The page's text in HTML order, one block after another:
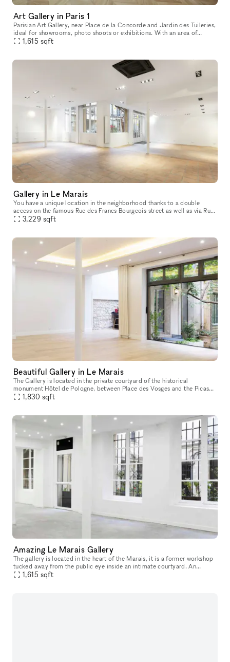
Art Gallery in Paris 1
Parisian Art Gallery, near Place de la Concorde and Jardin des Tuileries,
ideal for showrooms, photo shoots or exhibitions. With an area of
150m².
1,615 sqft
Gallery in Le Marais
You have a unique location in the neighborhood thanks to a double
access on the famous Rue des Francs Bourgeois street as well as via Rue
de Turenne, offering a 300m² space that can divided according
3,229 sqft
Beautiful Gallery in Le Marais
The Gallery is located in the private courtyard of the historical
monument Hôtel de Pologne, between Place des Vosges and the Picasso
Museum. Facing the Perrotin Gallery within Hotel Vefour, the 170m
1,830 sqft
Amazing Le Marais Gallery
The gallery is located in the heart of the Marais, it is a former workshop
tucked away from the public eye inside an intimate courtyard. An
atypical gallery that has known different historical perio
1,615 sqft